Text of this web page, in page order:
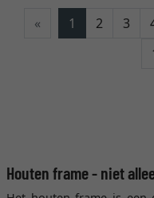
« 1 2 3
Houten frame - niet